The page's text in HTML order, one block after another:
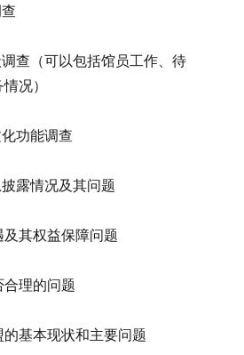
查（可以包括馆员工作、待
况）
功能调查
露情况及其问题
其权益保障问题
合理的问题
基本现状和主要问题